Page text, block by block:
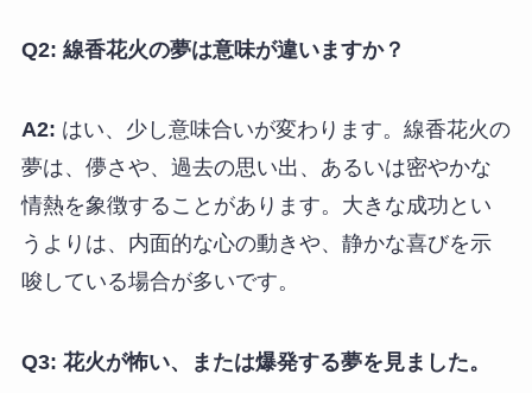
Q2: 線香花火の夢は意味が違いますか？
A2: はい、少し意味合いが変わります。線香花火の
夢は、儚さや、過去の思い出、あるいは密やかな
情熱を象徴することがあります。大きな成功とい
うよりは、内面的な心の動きや、静かな喜びを示
唆している場合が多いです。
Q3: 花火が怖い、または爆発する夢を見ました。